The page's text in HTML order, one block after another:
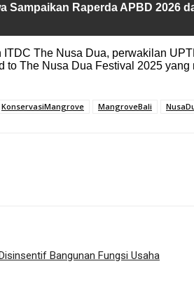
Sampaikan Raperda APBD 2026
The Nusa Dua, perwakilan
to The Nusa Dua Festival 2025
KonservasiMangrove MangroveBali
Bangunan Fungsi Usaha